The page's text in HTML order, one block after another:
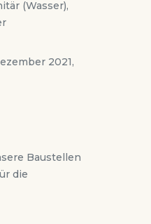
(Wasser),
2021,
Baustellen
die